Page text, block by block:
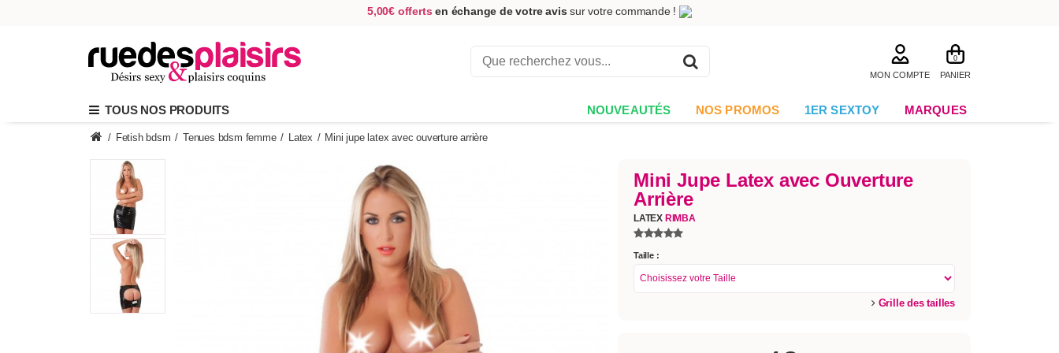
5,00€ offerts en échange de votre avis sur votre commande !
MON COMPTE
0
PANIER
TOUS NOS PRODUITS NOUVEAUTÉS NOS PROMOS 1ER SEXTOY MARQUES
/ Fetish bdsm / Tenues bdsm femme / Latex / Mini jupe latex avec ouverture arrière
Mini Jupe Latex avec Ouverture
Arrière
LATEX RIMBA
Taille :
Grille des tailles